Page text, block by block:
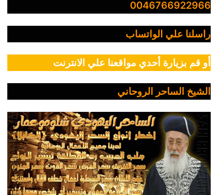
0046766922966
راسلنا علي الواتساب
أو قم بزيارة أحدي مواقعنا علي الانترنت
الشيخ الساحر الروحاني